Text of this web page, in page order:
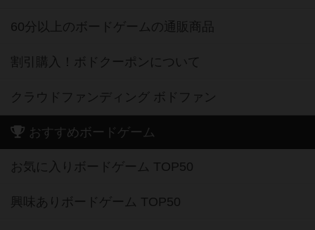
60分以上のボードゲームの通販商品
割引購入！ボドクーポンについて
クラウドファンディング ボドファン
おすすめボードゲーム
お気に入りボードゲーム TOP50
興味ありボードゲーム TOP50